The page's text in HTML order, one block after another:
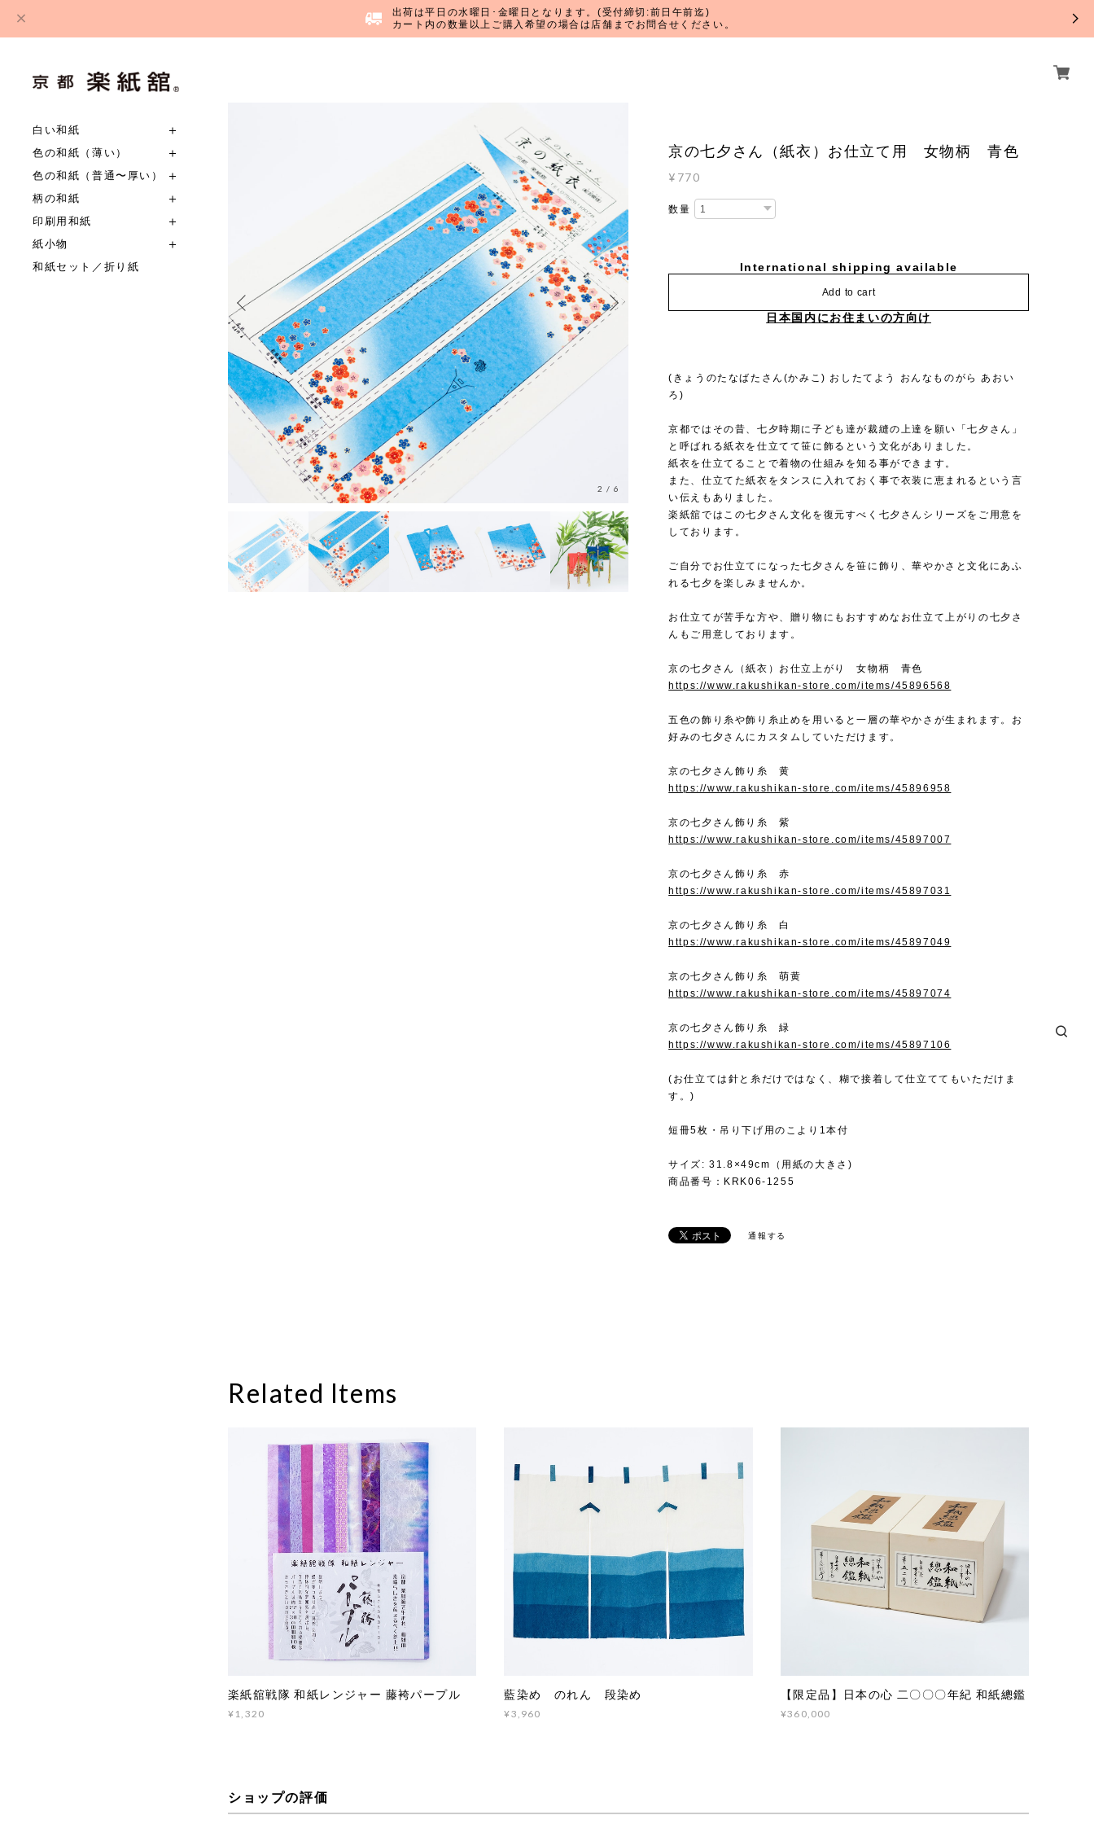
出荷は平日の水曜日･金曜日となります。(受付締切:前日午前迄)
カート内の数量以上ご購入希望の場合は店舗までお問合せください。
白い和紙
色の和紙（薄い）
色の和紙（普通〜厚い）
柄の和紙
印刷用和紙
紙小物
和紙セット／折り紙
2 /6
京の七夕さん（紙衣）お仕立て用 女物柄 青色
¥770
数量
International shipping available
Add to cart
日本国内にお住まいの方向け
(きょうのたなばたさん(かみこ) おしたてよう おんなものがら あおい
ろ)
京都ではその昔、七夕時期に子ども達が裁縫の上達を願い「七夕さん」
と呼ばれる紙衣を仕立てて笹に飾るという文化がありました。
紙衣を仕立てることで着物の仕組みを知る事ができます。
また、仕立てた紙衣をタンスに入れておく事で衣装に恵まれるという言
い伝えもありました。
楽紙舘ではこの七夕さん文化を復元すべく七夕さんシリーズをご用意を
しております。
ご自分でお仕立てになった七夕さんを笹に飾り、華やかさと文化にあふ
れる七夕を楽しみませんか。
お仕立てが苦手な方や、贈り物にもおすすめなお仕立て上がりの七夕さ
んもご用意しております。
京の七夕さん（紙衣）お仕立上がり 女物柄 青色
https://www.rakushikan-store.com/items/45896568
五色の飾り糸や飾り糸止めを用いると一層の華やかさが生まれます。お
好みの七夕さんにカスタムしていただけます。
京の七夕さん飾り糸 黄
https://www.rakushikan-store.com/items/45896958
京の七夕さん飾り糸 紫
https://www.rakushikan-store.com/items/45897007
京の七夕さん飾り糸 赤
https://www.rakushikan-store.com/items/45897031
京の七夕さん飾り糸 白
https://www.rakushikan-store.com/items/45897049
京の七夕さん飾り糸 萌黄
https://www.rakushikan-store.com/items/45897074
京の七夕さん飾り糸 緑
https://www.rakushikan-store.com/items/45897106
(お仕立ては針と糸だけではなく、糊で接着して仕立ててもいただけま
す。)
短冊5枚・吊り下げ用のこより1本付
サイズ: 31.8×49cm（用紙の大きさ)
商品番号：KRK06-1255
通報する
Related Items
楽紙舘戦隊 和紙レンジャー 藤袴パープル
¥1,320
藍染め のれん 段染め
¥3,960
【限定品】日本の心 二〇〇〇年紀 和紙總鑑
¥360,000
ショップの評価